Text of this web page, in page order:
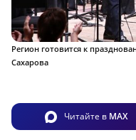
Регион готовится к
Сахарова
Читайте в MAX